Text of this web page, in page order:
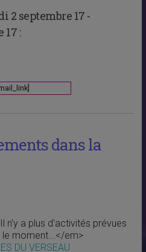
2 septembre 17 -
:
dans la
n'y a plus d'activités prévues
moment...</em>
DU VERSEAU